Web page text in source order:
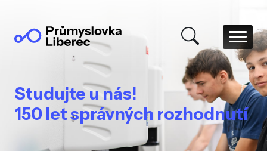
Studujte u nás!
150 let správných rozhodnutí